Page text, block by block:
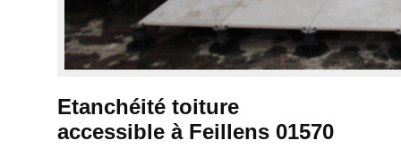
Etanchéité toiture
accessible à Feillens 01570